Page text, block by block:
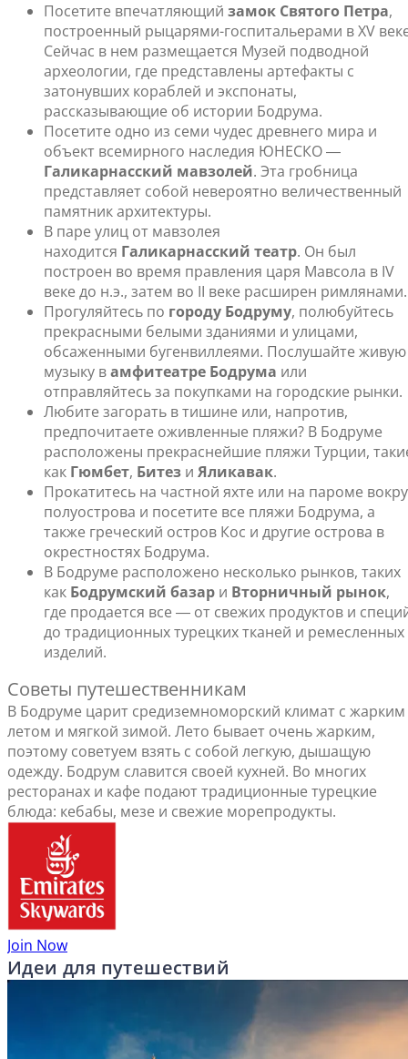
Посетите впечатляющий замок Святого Петра,
построенный рыцарями-госпитальерами в XV
Сейчас в нем размещается Музей подводной
археологии, где представлены артефакты с
затонувших кораблей и экспонаты,
рассказывающие об истории Бодрума.
Посетите одно из семи чудес древнего мира и
объект всемирного наследия ЮНЕСКО ―
Галикарнасский мавзолей. Эта гробница
представляет собой невероятно величественный
памятник архитектуры.
В паре улиц от мавзолея
находится Галикарнасский театр. Он был
построен во время правления царя Мавсола в IV
веке до н.э., затем во II веке расширен римлянами.
Прогуляйтесь по городу Бодруму, полюбуйтесь
прекрасными белыми зданиями и улицами,
обсаженными бугенвиллеями. Послушайте живую
музыку вамфитеатре Бодрума или
отправляйтесь за покупками на городские рынки.
Любите загорать в тишине или, напротив,
предпочитаете оживленные пляжи? В Бодруме
расположены прекраснейшие пляжи Турции,
как Гюмбет, Битез и Яликавак.
Прокатитесь на частной яхте или на пароме
полуострова и посетите все пляжи Бодрума, а
также греческий остров Кос и другие острова в
окрестностях Бодрума.
В Бодруме расположено несколько рынков, таких
как Бодрумский базар и Вторничный рынок,
где продается все ― от свежих продуктов и
до традиционных турецких тканей и ремесленных
изделий.
Советы путешественникам
В Бодруме царит средиземноморский климат с жарким
летом и мягкой зимой. Лето бывает очень жарким,
поэтому советуем взять с собой легкую, дышащую
одежду. Бодрум славится своей кухней. Во многих
ресторанах и кафе подают традиционные турецкие
блюда: кебабы, мезе и свежие морепродукты.
Join Now
Идеи для путешествий